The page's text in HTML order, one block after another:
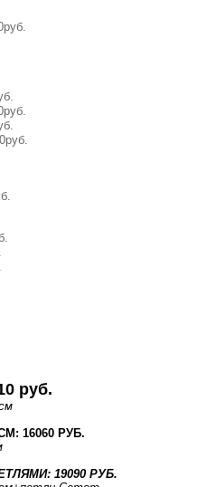
руб.
16060 РУБ.
19090 РУБ.